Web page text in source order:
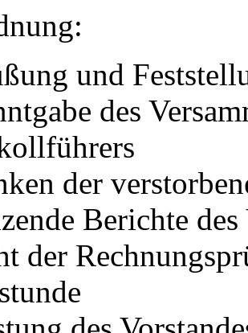
und
des
der
Berichte des
der